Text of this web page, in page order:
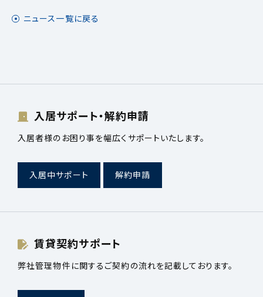
ニュース一覧に戻る
入居サポート・解約申請
入居者様のお困り事を幅広くサポートいたします。
入居中サポート 解約申請
賃貸契約サポート
弊社管理物件に関するご契約の流れを記載しております。